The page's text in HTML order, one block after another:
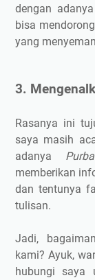
dengan
bisa
yang
3.
Rasanya ini
saya masih
adanya
memberikan
dan tentunya
tulisan.
Jadi,
kami? Ayuk,
hubungi saya